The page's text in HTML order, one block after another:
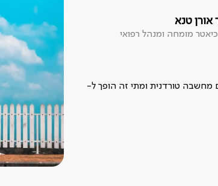
אורן טנא
מומחה ומנהל רפואי
מחשבה טורדנית ומתי זה הופך ל-